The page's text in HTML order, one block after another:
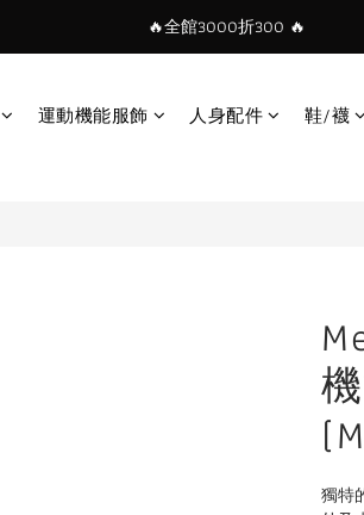
🔥全館3000折300 🔥
運動機能服飾 人身配件 鞋/襪
獨特